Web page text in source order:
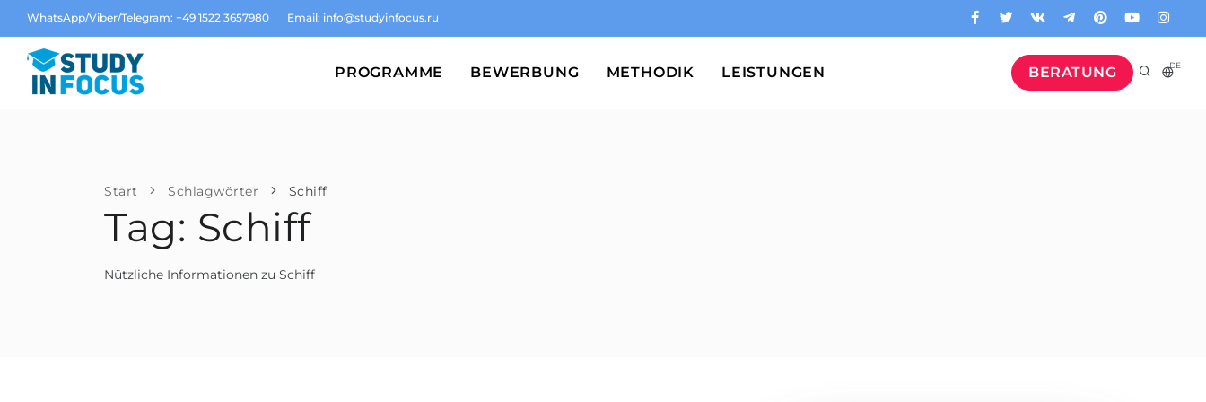
WhatsApp/Viber/Telegram: +49 1522 3657980 Email: info@studyinfocus.ru
BERATUNG DE
PROGRAMME BEWERBUNG METHODIK LEISTUNGEN
Start Schlagwörter Schiff
Tag: Schiff
Nützliche Informationen zu Schiff